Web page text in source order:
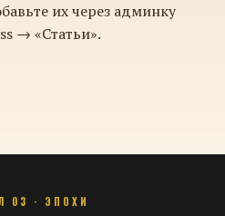
их через админку
→ «Статьи».
03 · ЭПОХИ